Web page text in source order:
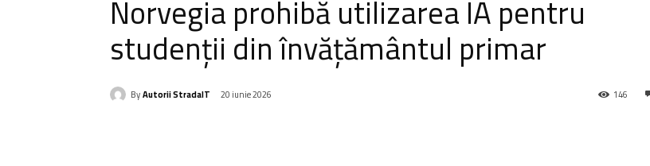
Norvegia prohibă utilizarea IA pentru
studenții din învățământul primar
ByAutorii StradaIT 20 iunie 2026 146